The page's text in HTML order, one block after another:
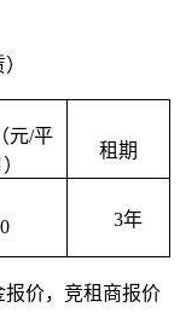
元/平
租期
3年
价， 竞租商报价